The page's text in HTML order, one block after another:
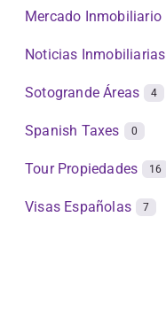
Mercado Inmobiliario
Noticias Inmobiliarias
Sotogrande Áreas 4
Spanish Taxes 0
Tour Propiedades 16
Visas Españolas 7